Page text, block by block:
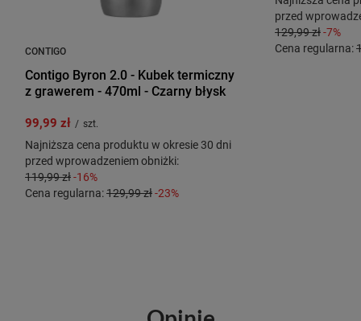
CONTIGO
Contigo Byron 2.0 - Kubek termiczny
z grawerem - 470ml - Czarny błysk
99,99 zł / szt.
Najniższa cena produktu w okresie 30 dni
przed wprowadzeniem obniżki:
119,99 zł-16%
Cena regularna:129,99 zł-23%
przed
129,99 zł-7%
Cena regularna: